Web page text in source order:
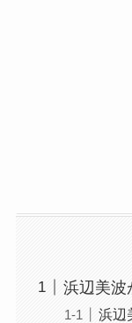
浜辺美波
浜辺